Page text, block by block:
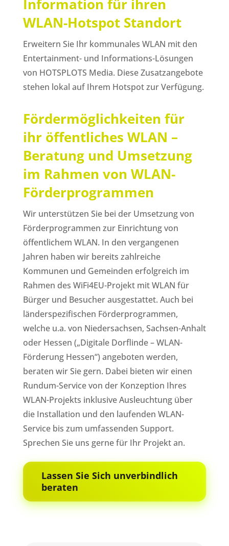
Information für ihren
WLAN-Hotspot Standort
Erweitern Sie Ihr kommunales WLAN mit den
Entertainment- und Informations-Lösungen
von HOTSPLOTS Media. Diese Zusatzangebote
stehen lokal auf Ihrem Hotspot zur Verfügung.
Fördermöglichkeiten für
ihr öffentliches WLAN –
Beratung und Umsetzung
im Rahmen von WLAN-
Förderprogrammen
Wir unterstützen Sie bei der Umsetzung von
Förderprogrammen zur Einrichtung von
öffentlichem WLAN. In den vergangenen
Jahren haben wir bereits zahlreiche
Kommunen und Gemeinden erfolgreich im
Rahmen des WiFi4EU-Projekt mit WLAN für
Bürger und Besucher ausgestattet. Auch bei
länderspezifischen Förderprogrammen,
welche u.a. von Niedersachsen, Sachsen-Anhalt
oder Hessen („Digitale Dorflinde – WLAN-
Förderung Hessen“) angeboten werden,
beraten wir Sie gern. Dabei bieten wir einen
Rundum-Service von der Konzeption Ihres
WLAN-Projekts inklusive Ausleuchtung über
die Installation und den laufenden WLAN-
Service bis zum umfassenden Support.
Sprechen Sie uns gerne für Ihr Projekt an.
Lassen Sie Sich unverbindlich
beraten